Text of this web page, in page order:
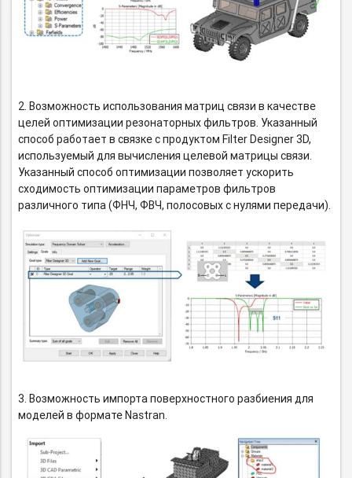
2. Возможность использования матриц связи в качестве
целей оптимизации резонаторных фильтров. Указанный
способ работает в связке с продуктом Filter Designer 3D,
используемый для вычисления целевой матрицы связи.
Указанный способ оптимизации позволяет ускорить
сходимость оптимизации параметров фильтров
различного типа (ФНЧ, ФВЧ, полосовых с нулями передачи).
3. Возможность импорта поверхностного разбиения для
моделей в формате Nastran.